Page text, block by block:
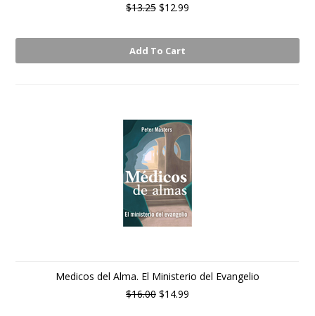
$13.25 $12.99
Add To Cart
Medicos del Alma. El Ministerio del Evangelio
$16.00 $14.99